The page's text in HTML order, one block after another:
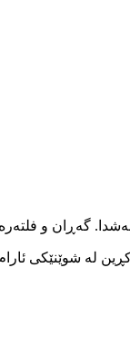
گەڕان و
لە شوێنێکی ئارام